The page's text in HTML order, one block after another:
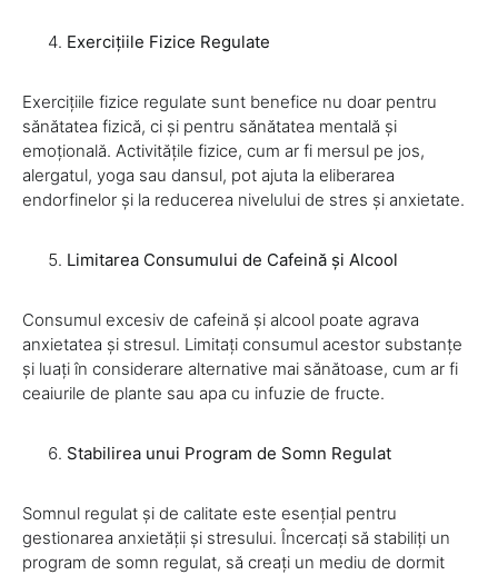
Exercițiile Fizice Regulate
Exercițiile fizice regulate sunt benefice nu doar pentru
sănătatea fizică, ci și pentru sănătatea mentală și
emoțională. Activitățile fizice, cum ar fi mersul pe jos,
alergatul, yoga sau dansul, pot ajuta la eliberarea
endorfinelor și la reducerea nivelului de stres și anxietate.
Limitarea Consumului de Cafeină și Alcool
Consumul excesiv de cafeină și alcool poate agrava
anxietatea și stresul. Limitați consumul acestor substanțe
și luați în considerare alternative mai sănătoase, cum ar fi
ceaiurile de plante sau apa cu infuzie de fructe.
Stabilirea unui Program de Somn Regulat
Somnul regulat și de calitate este esențial pentru
gestionarea anxietății și stresului. Încercați să stabiliți un
program de somn regulat, să creați un mediu de dormit